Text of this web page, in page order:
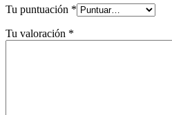
Tu puntuación *
Tu valoración *